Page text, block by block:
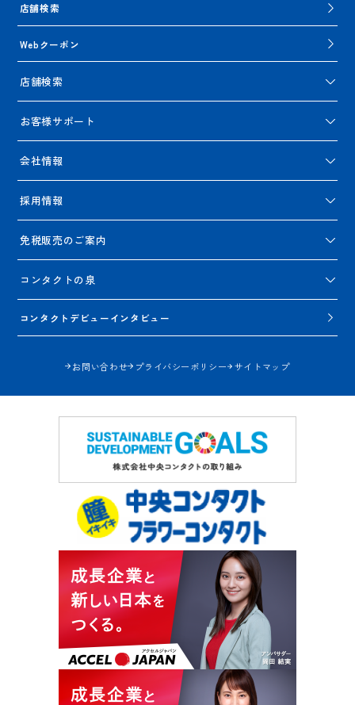
店舗検索
Webクーポン
店舗検索
お客様サポート
会社情報
採用情報
免税販売のご案内
コンタクトの泉
コンタクトデビューインタビュー
お問い合わせ プライバシーポリシー サイトマップ